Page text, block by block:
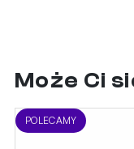
Może Ci
POLECAMY